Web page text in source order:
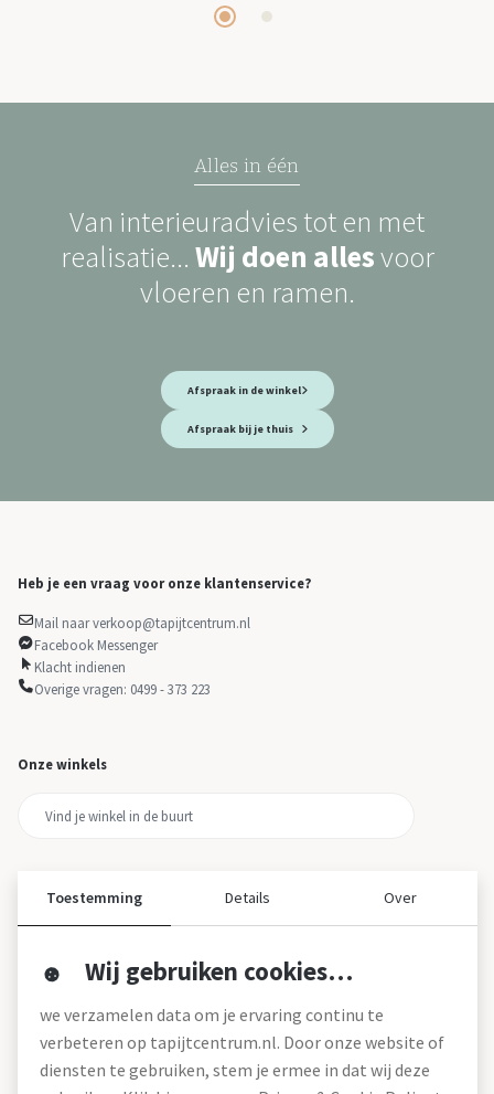
Alles in één
Van interieuradvies tot en met
realisatie... Wij doen allesvoor
vloeren en ramen.
Afspraak in de winkel
Afspraak bij je thuis
Heb je een vraag voor onze klantenservice?
Mail naar verkoop@tapijtcentrum.nl
Facebook Messenger
Klacht indienen
Overige vragen: 0499 - 373 223
Onze winkels
Over tapijtcentrum
Werken bij
Toestemming Details Over
Wij gebruiken cookies…
we verzamelen data om je ervaring continu te
verbeteren op tapijtcentrum.nl. Door onze website of
diensten te gebruiken, stem je ermee in dat wij deze